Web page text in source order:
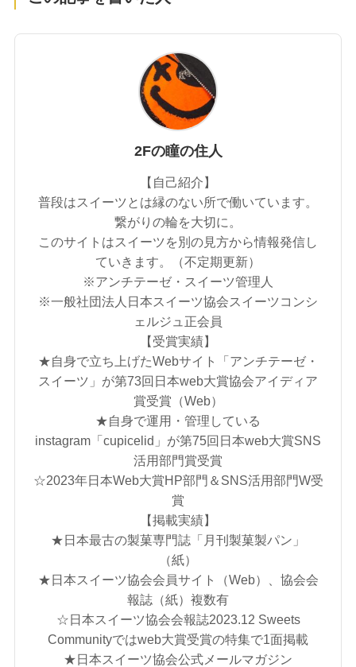
2Fの瞳の住人
【自己紹介】
普段はスイーツとは縁のない所で働いています。
繋がりの輪を大切に。
このサイトはスイーツを別の見方から情報発信し
ていきます。（不定期更新）
※アンチテーゼ・スイーツ管理人
※一般社団法人日本スイーツ協会スイーツコンシ
ェルジュ正会員
【受賞実績】
★自身で立ち上げたWebサイト「アンチテーゼ・
スイーツ」が第73回日本web大賞協会アイディア
賞受賞（Web）
★自身で運用・管理している
instagram「cupicelid」が第75回日本web大賞SNS
活用部門賞受賞
☆2023年日本Web大賞HP部門＆SNS活用部門W受
賞
【掲載実績】
★日本最古の製菓専門誌「月刊製菓製パン」
（紙）
★日本スイーツ協会会員サイト（Web）、協会会
報誌（紙）複数有
☆日本スイーツ協会会報誌2023.12 Sweets
Communityではweb大賞受賞の特集で1面掲載
★日本スイーツ協会公式メールマガジン